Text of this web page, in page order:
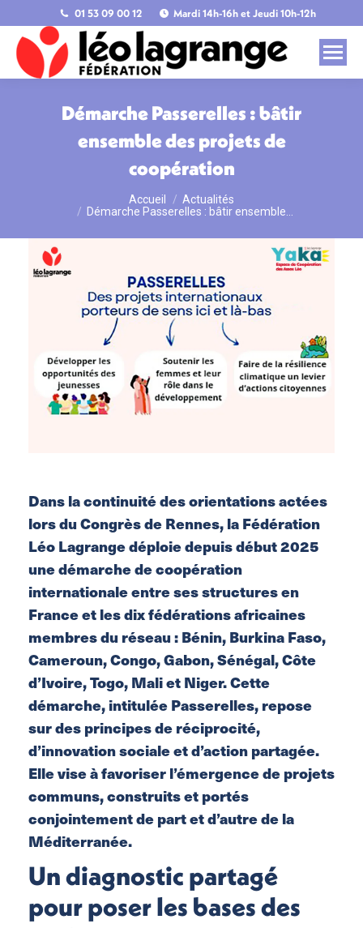
01 53 09 00 12 Mardi 14h-16h et Jeudi 10h-12h
Démarche Passerelles : bâtir
ensemble des projets de
coopération
Vous êtes ici : Accueil
Actualités
Démarche Passerelles : bâtir ensemble…
Dans la continuité des orientations actées
lors du Congrès de Rennes, la Fédération
Léo Lagrange déploie depuis début 2025
une démarche de coopération
internationale entre ses structures en
France et les dix fédérations africaines
membres du réseau : Bénin, Burkina Faso,
Cameroun, Congo, Gabon, Sénégal, Côte
d’Ivoire, Togo, Mali et Niger. Cette
démarche, intitulée Passerelles, repose
sur des principes de réciprocité,
d’innovation sociale et d’action partagée.
Elle vise à favoriser l’émergence de projets
communs, construits et portés
conjointement de part et d’autre de la
Méditerranée.
Un diagnostic partagé
pour poser les bases des